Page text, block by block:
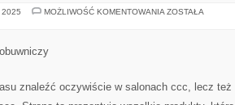
2025 MOŻLIWOŚĆ KOMENTOWANIA SKLEP
ZOSTAŁA
znaleźć oczywiście w salonach ccc, lecz też